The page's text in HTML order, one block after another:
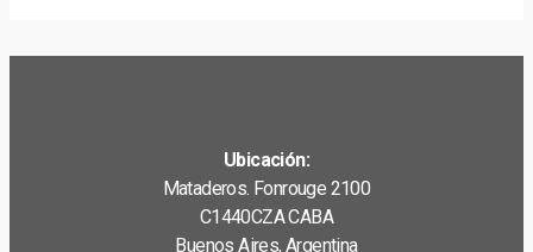
Ubicación:
Mataderos. Fonrouge 2100
C1440CZA CABA
Buenos Aires, Argentina